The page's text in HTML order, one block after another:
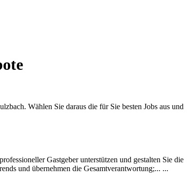
Wählen Sie daraus die für Sie besten Jobs aus und
Gastgeber unterstützen und gestalten Sie die
und übernehmen die Gesamtverantwortung;... ...